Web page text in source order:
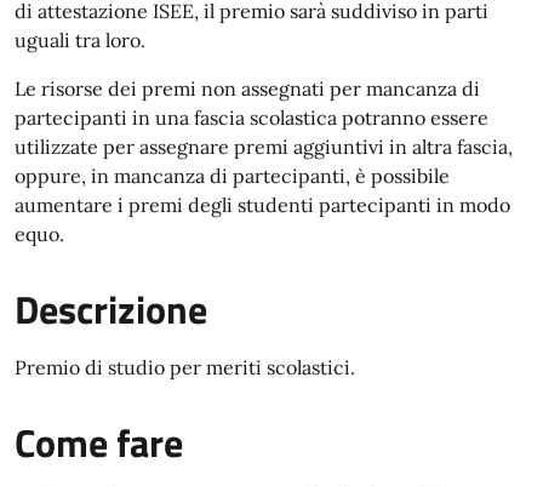
di attestazione ISEE, il premio sarà suddiviso in parti
uguali tra loro.
Le risorse dei premi non assegnati per mancanza di
partecipanti in una fascia scolastica potranno essere
utilizzate per assegnare premi aggiuntivi in altra fascia,
oppure, in mancanza di partecipanti, è possibile
aumentare i premi degli studenti partecipanti in modo
equo.
Descrizione
Premio di studio per meriti scolastici.
Come fare